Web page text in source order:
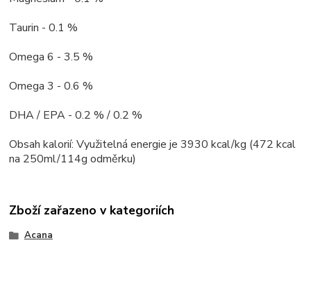
Taurin - 0.1 %
Omega 6 - 3.5 %
Omega 3 - 0.6 %
DHA / EPA - 0.2 % / 0.2 %
Obsah kalorií: Využitelná energie je 3930 kcal/kg (472 kcal
na 250ml/114g odměrku)
Zboží zařazeno v kategoriích
Acana